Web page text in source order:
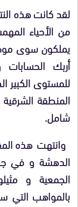
لقد كانت هذه
من الأحياء
يملكون سوى
أربك
للمستوى الكبير
المنطقة
شامل.
وانتهت هذه
الدهشة و في
الجمعية و
بالمواهب التي